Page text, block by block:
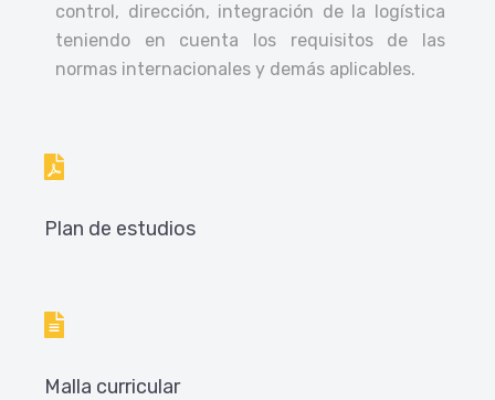
control, dirección, integración de la logística
teniendo en cuenta los requisitos de las
normas internacionales y demás aplicables.
Plan de estudios
Malla curricular